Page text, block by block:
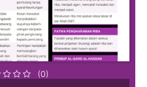
(0)